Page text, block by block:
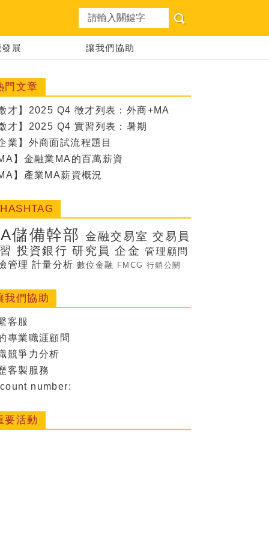
職涯
展 讓我們協助
門文章
徵才】2025 Q4 徵才列表：外商+MA
徵才】2025 Q4 實習列表：暑期
業】外商面試流程題目
MA】金融業MA的百萬薪資
MA】產業MA薪資概況
儲備幹部 金融交易室 交易員
投資銀行 研究員 企金
管理顧問
管理 計量分析 數位金融 FMCG 行銷公關
我們協助
客服
專業職涯顧問
競爭力分析
客製服務
number:
要活動